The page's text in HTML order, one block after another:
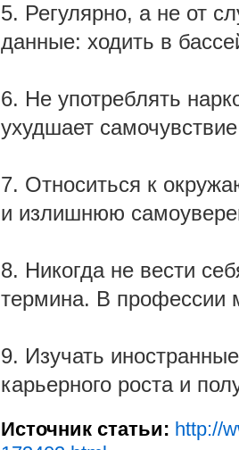
5. Регулярно, а не от
данные: ходить в
6. Не употреблять
ухудшает
7. Относиться к
и излишнюю
8. Никогда не вести
термина. В профессии
9. Изучать
карьерного роста и
Источник статьи: http://